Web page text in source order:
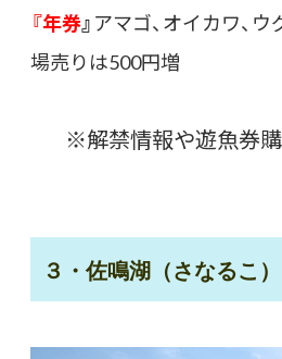
『年券』アマゴ、オイカワ
場売りは500円増
※解禁情報や遊魚券
３・佐鳴湖（さなるこ）